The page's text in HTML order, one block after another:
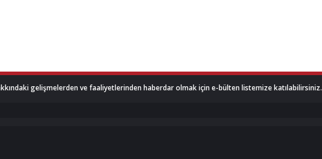
gelişmelerden ve faaliyetlerinden haberdar olmak için e-bülten listemize katılabilirsiniz.